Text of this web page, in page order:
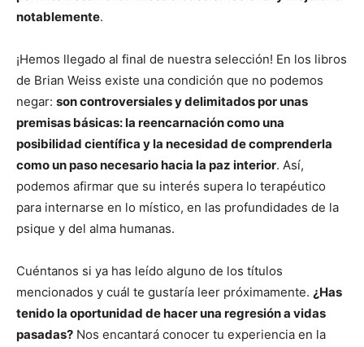
notablemente.
¡Hemos llegado al final de nuestra selección! En los libros
de Brian Weiss existe una condición que no podemos
negar: son controversiales y delimitados por unas
premisas básicas: la reencarnación como una
posibilidad científica y la necesidad de comprenderla
como un paso necesario hacia la paz interior. Así,
podemos afirmar que su interés supera lo terapéutico
para internarse en lo místico, en las profundidades de la
psique y del alma humanas.
Cuéntanos si ya has leído alguno de los títulos
mencionados y cuál te gustaría leer próximamente. ¿Has
tenido la oportunidad de hacer una regresión a vidas
pasadas? Nos encantará conocer tu experiencia en la